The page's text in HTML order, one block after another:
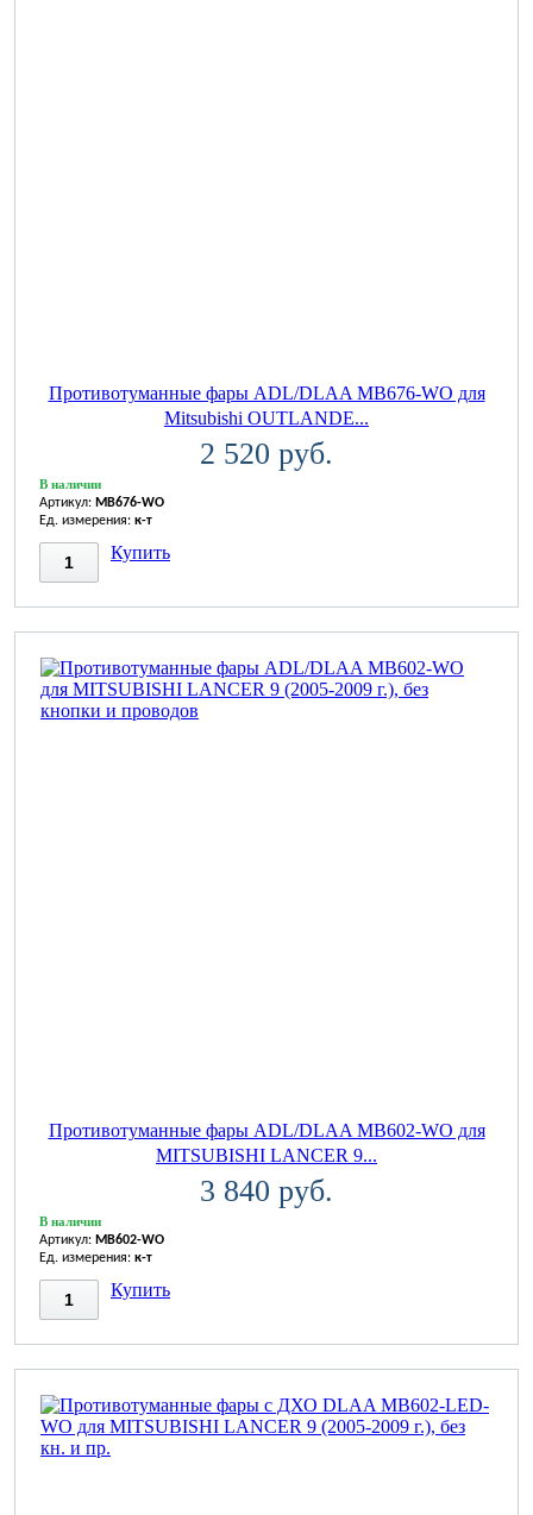
Противотуманные фары ADL/DLAA MB676-WO для
Mitsubishi OUTLANDE...
2 520 руб.
В наличии
Артикул: MB676-WO
Ед. измерения: к-т
Купить
Противотуманные фары ADL/DLAA MB602-WO для
MITSUBISHI LANCER 9...
3 840 руб.
В наличии
Артикул: MB602-WO
Ед. измерения: к-т
Купить